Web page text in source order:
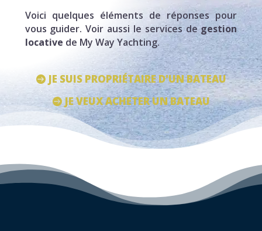
Voici quelques éléments de réponses pour
vous guider. Voir aussi le services degestion
locative de My Way Yachting.
JE SUIS PROPRIÉTAIRE D'UN BATEAU
JE VEUX ACHETER UN BATEAU